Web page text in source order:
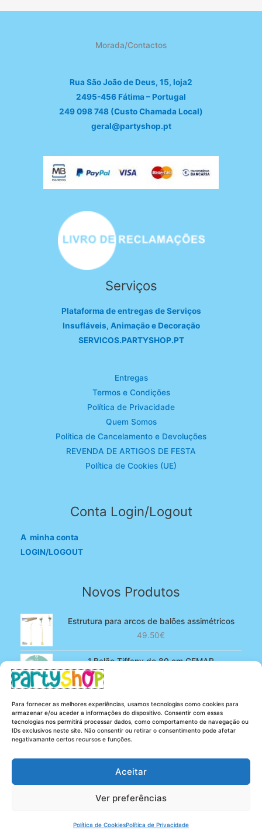
Para fornecer as melhores experiências, usamos tecnologias como cookies para
armazenar e/ou aceder a informações do dispositivo. Consentir com essas
tecnologias nos permitirá processar dados, como comportamento de navegação ou
IDs exclusivos neste site. Não consentir ou retirar o consentimento pode afetar
negativamante certos recursos e funções.
Aceitar
Ver preferências
Política de CookiesPolítica de Privacidade
Morada/Contactos
Rua São João de Deus, 15, loja2
2495-456 Fátima – Portugal
249 098 748 (Custo Chamada Local)
geral@partyshop.pt
Serviços
Plataforma de entregas de Serviços
Insufláveis, Animação e Decoração
SERVICOS.PARTYSHOP.PT
Entregas
Termos e Condições
Política de Privacidade
Quem Somos
Política de Cancelamento e Devoluções
REVENDA DE ARTIGOS DE FESTA
Política de Cookies (UE)
Conta Login/Logout
A minha conta
LOGIN/LOGOUT
Novos Produtos
Estrutura para arcos de balões assimétricos
49.50€
1 Balão Tiffany de 80 cm GEMAR
era:
4.90€.
é:
3.80€.
100 Balões Rosa bebé de 13 cm GEMAR -
Powder pink
5.25€ O4.20€O